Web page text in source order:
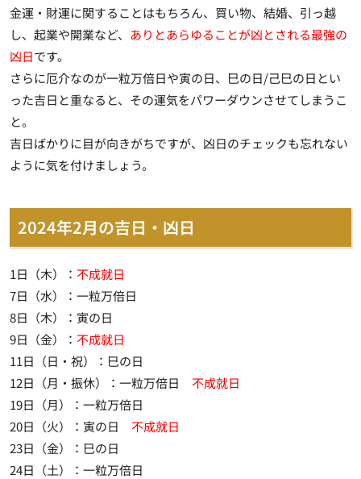
金運・財運に関することはもちろん、買い物、結婚、引っ越
し、起業や開業など、 ありとあらゆることが凶とされる最強の
凶日です。
さらに厄介なのが一粒万倍日や寅の日、巳の日/己巳の日とい
った吉日と重なると、その運気をパワーダウンさせてしまうこ
と。
吉日ばかりに目が向きがちですが、凶日のチェックも忘れない
ように気を付けましょう。
2024年2月の吉日・凶日
1日（木）： 不成就日
7日（水）：一粒万倍日
8日（木）：寅の日
9日（金）： 不成就日
11日（日・祝）：巳の日
12日（月・振休）：一粒万倍日 不成就日
19日（月）：一粒万倍日
20日（火）：寅の日 不成就日
23日（金）：巳の日
24日（土）：一粒万倍日